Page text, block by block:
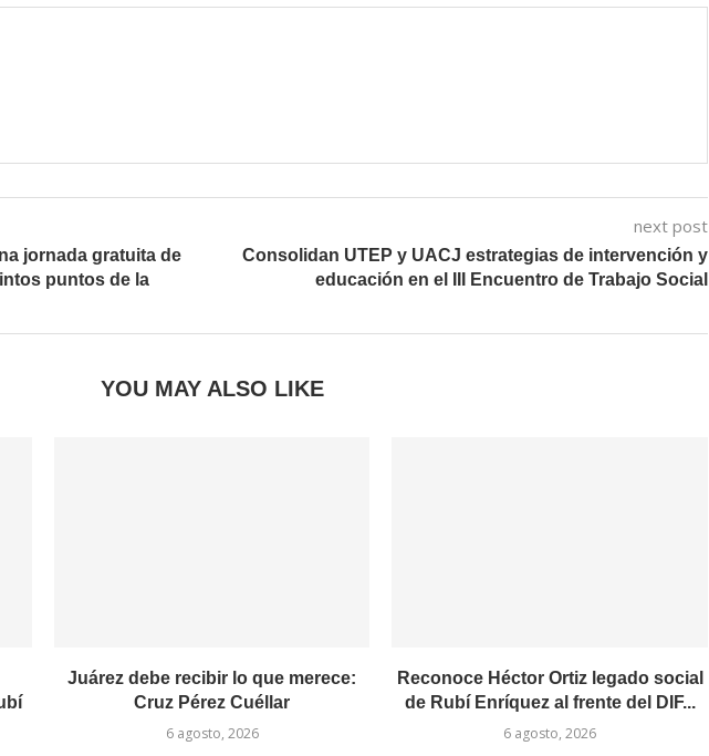
jornada gratuita de
puntos de la
next post
Consolidan UTEP y UACJ estrategias de intervención y
educación en el III Encuentro de Trabajo Social
YOU MAY ALSO LIKE
Juárez debe recibir lo que merece:
Cruz Pérez Cuéllar
6 agosto, 2026
Reconoce Héctor Ortiz legado social
de Rubí Enríquez al frente del DIF...
6 agosto, 2026